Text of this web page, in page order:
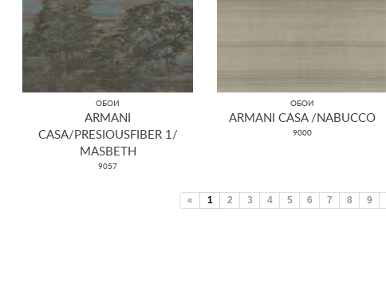
ОБОИ
ARMANI
CASA/PRESIOUSFIBER 1/
MASBETH
9057
ОБОИ
ARMANI CASA /NABUCCO
9000
« 1 2 3 4 5 6 7 8 9